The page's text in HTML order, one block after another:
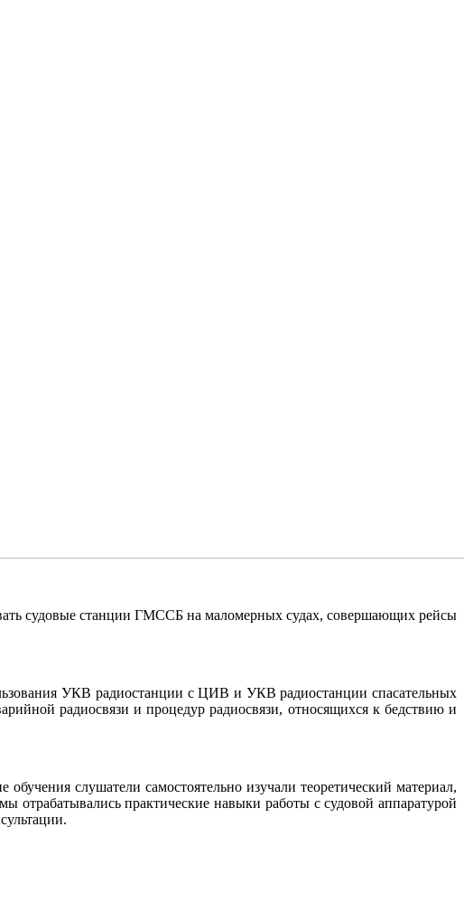
судовые станции ГМССБ на маломерных судах, совершающих рейсы
УКВ радиостанции с ЦИВ и УКВ радиостанции спасательных
радиосвязи и процедур радиосвязи, относящихся к бедствию и
слушатели самостоятельно изучали теоретический материал,
практические навыки работы с судовой аппаратурой